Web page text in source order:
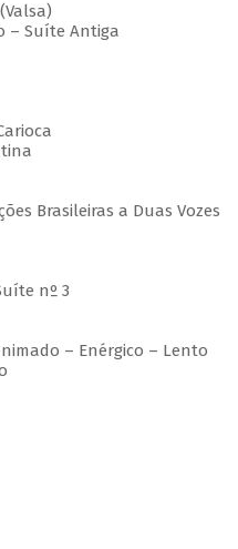
Suíte Antiga
Brasileiras a Duas Vozes
nº 3
– Enérgico – Lento